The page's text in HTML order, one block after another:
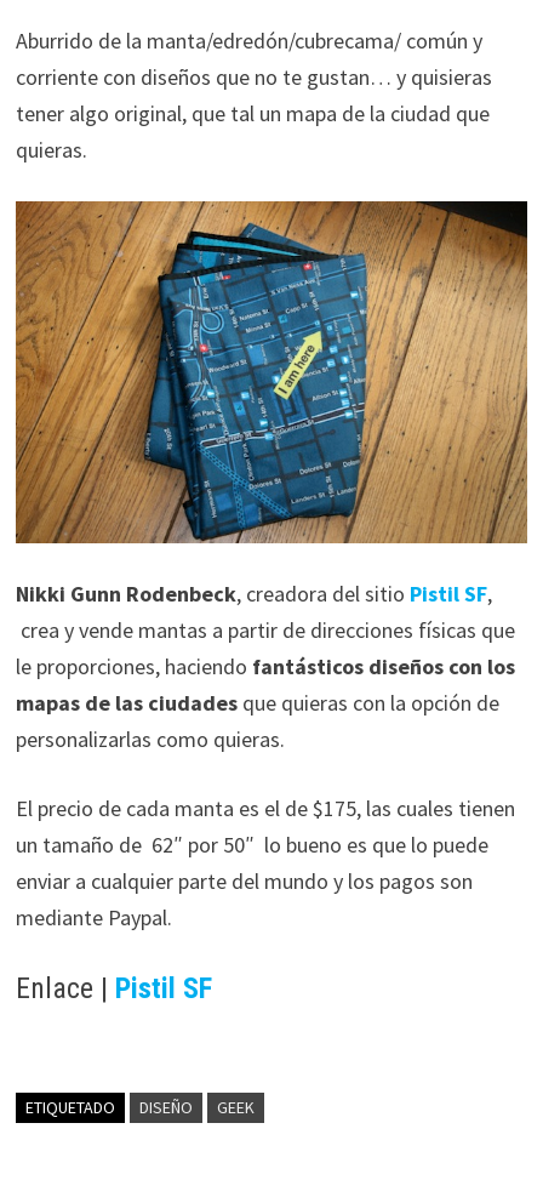
Aburrido de la manta/edredón/cubrecama/ común y
corriente con diseños que no te gustan… y quisieras
tener algo original, que tal un mapa de la ciudad que
quieras.
Nikki Gunn Rodenbeck, creadora del sitio Pistil SF,
crea y vende mantas a partir de direcciones físicas que
le proporciones, haciendo fantásticos diseños con los
mapas de las ciudadesque quieras con la opción de
personalizarlas como quieras.
El precio de cada manta es el de $175, las cuales tienen
un tamaño de 62″ por 50″ lo bueno es que lo puede
enviar a cualquier parte del mundo y los pagos son
mediante Paypal.
Enlace | Pistil SF
ETIQUETADO DISEÑO GEEK